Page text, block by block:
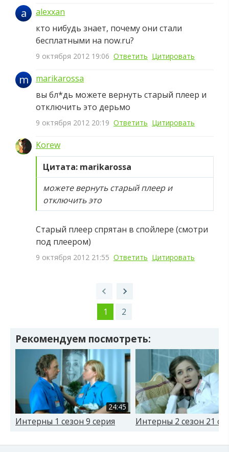
a
alexxan
кто нибудь знает, почему они стали
бесплатными на now.ru?
9 октября 2012 19:06 Ответить Цитировать
m
marikarossa
вы бл*дь можете вернуть старый плеер и
отключить это дерьмо
9 октября 2012 20:19 Ответить Цитировать
Korew
Цитата: marikarossa
можете вернуть старый плеер и
отключить это
Старый плеер спрятан в спойлере (смотри
под плеером)
9 октября 2012 21:55 Ответить Цитировать
1 2
Рекомендуем посмотреть:
24:45
Интерны 1 сезон 9 серия Интерны 2 сезон 21